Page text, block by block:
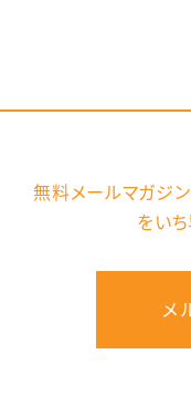
無料メールマガジン
をい
メ